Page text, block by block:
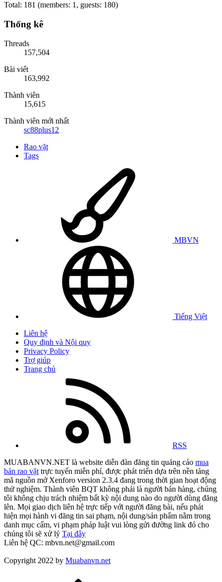
Total: 181 (members: 1, guests: 180)
Thống kê
Threads
157,504
Bài viết
163,992
Thành viên
15,615
Thành viên mới nhất
sc88plus12
Rao vặt
Tags
MBVN
Tiếng Việt
Liên hệ
Quy định và Nội quy
Privacy Policy
Trợ giúp
Trang chủ
RSS
MUABANVN.NET là website diễn đàn đăng tin quảng cáo mua
bán rao vặt trực tuyến miễn phí, được phát triển dựa trên nền tảng
mã nguồn mở Xenforo version 2.3.4 đang trong thời gian hoạt động
thử nghiệm. Thành viên BQT không phải là người bán hàng, chúng
tôi không chịu trách nhiệm bất kỳ nội dung nào do người dùng đăng
lên. Mọi giao dịch liên hệ trực tiếp với người đăng bài, nếu phát
hiện mọi hành vi đăng tin sai phạm, nội dung/sản phẩm nằm trong
danh mục cấm, vi phạm pháp luật vui lòng gửi đường link đó cho
chúng tôi sẽ xử lý Tại đây
Liên hệ QC: mbvn.net@gmail.com
Copyright 2022 by Muabanvn.net